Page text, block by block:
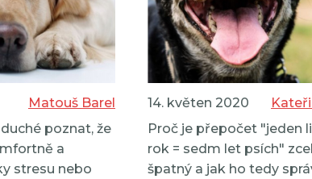
Matouš Barel
poznat, že
a
stresu nebo
14. květen 2020
Proč je přepočet "jeden
rok = sedm let psích"
špatný a jak ho tedy